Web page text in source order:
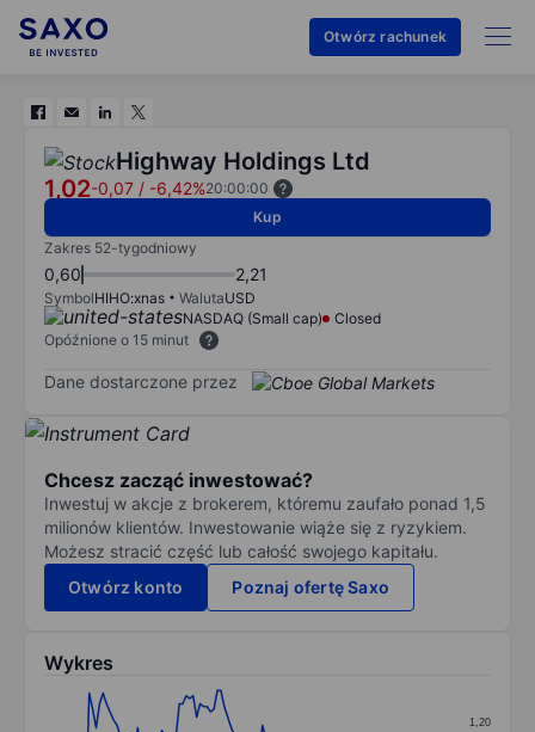
Otwórz rachunek
Highway Holdings Ltd
1,02-0,07 / -6,42%20:00:00
Kup
Zakres 52-tygodniowy
0,60 2,21
SymbolHIHO:xnas WalutaUSD
NASDAQ (Small cap)
Closed
Opóźnione o 15 minut
Dane dostarczone przez
Chcesz zacząć inwestować?
Inwestuj w akcje z brokerem, któremu zaufało ponad 1,5
milionów klientów. Inwestowanie wiąże się z ryzykiem.
Możesz stracić część lub całość swojego kapitału.
Otwórz konto
Poznaj ofertę Saxo
Wykres
1,20